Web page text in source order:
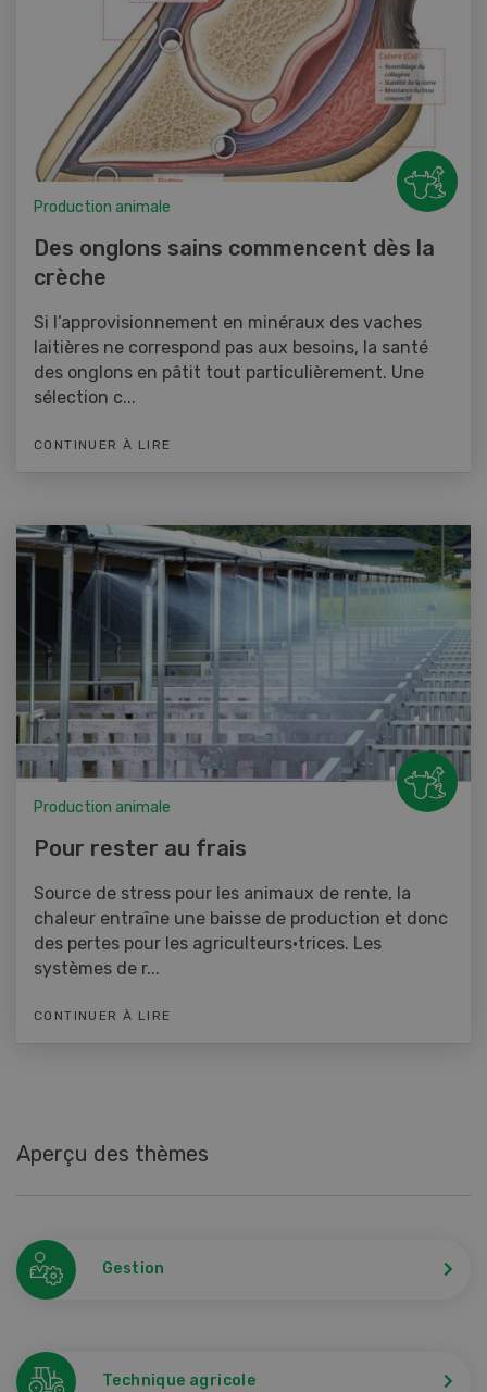
Production animale
Des onglons sains commencent dès la
crèche
Si l’approvisionnement en minéraux des vaches
laitières ne correspond pas aux besoins, la santé
des onglons en pâtit tout particulièrement. Une
sélection c...
CONTINUER À LIRE
Production animale
Pour rester au frais
Source de stress pour les animaux de rente, la
chaleur entraîne une baisse de production et donc
des pertes pour les agriculteurs·trices. Les
systèmes de r...
CONTINUER À LIRE
Aperçu des thèmes
Gestion
Technique agricole